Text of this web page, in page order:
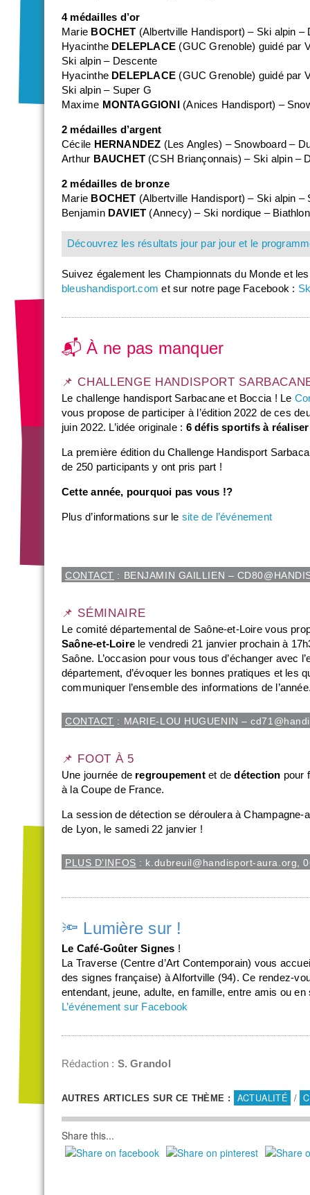
4 médailles d’or
Marie BOCHET (Albertville Handisport) – Ski alpin –
Hyacinthe DELEPLACE (GUC Grenoble) guidé par
Ski alpin – Descente
Hyacinthe DELEPLACE (GUC Grenoble) guidé par
Ski alpin – Super G
Maxime MONTAGGIONI (Anices Handisport) –
2 médailles d’argent
Cécile HERNANDEZ (Les Angles) – Snowboard –
Arthur BAUCHET (CSH Briançonnais) – Ski alpin –
2 médailles de bronze
Marie BOCHET (Albertville Handisport) – Ski alpin –
Benjamin DAVIET (Annecy) – Ski nordique –
Découvrez les résultats jour par jour et le
Suivez également les Championnats du Monde et
bleushandisport.com et sur notre page Facebook :
📬 À ne pas manquer
📌 CHALLENGE HANDISPORT
Le challenge handisport Sarbacane et Boccia ! Le
vous propose de participer à l’édition 2022 de ces
juin 2022. L’idée originale : 6 défis sportifs à
La première édition du Challenge Handisport
de 250 participants y ont pris part !
Cette année, pourquoi pas vous !?
Plus d’informations sur le site de l’événement
CONTACT : BENJAMIN GAILLIEN –
📌 SÉMINAIRE
Le comité départemental de Saône-et-Loire vous
Saône-et-Loire le vendredi 21 janvier prochain à
Saône. L’occasion pour vous tous d’échanger avec
département, d’évoquer les bonnes pratiques et les
communiquer l’ensemble des informations de
CONTACT : MARIE-LOU HUGUENIN –
📌 FOOT À 5
Une journée de regroupementet dedétection pour
à la Coupe de France.
La session de détection se déroulera à
de Lyon, le samedi 22 janvier !
PLUS D’INFOS : k.dubreuil@handisport-aura.org ,
🔦 Lumière sur !
Le Café-Goûter Signes !
La Traverse (Centre d’Art Contemporain) vous
des signes française) à Alfortville (94). Ce rendez-
entendant, jeune, adulte, en famille, entre amis ou en
L’événement sur Facebook
Rédaction : S. Grandol
AUTRES ARTICLES SUR CE THÈME : ACTUALITÉ /
Share this...